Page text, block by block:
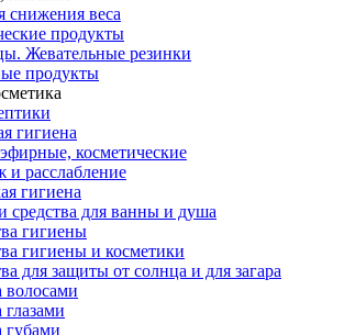
снижения веса
продукты
Жевательные резинки
продукты
гигиена
косметические
и расслабление
гигиена
для ванны и душа
гигиены
гигиены и косметики
для защиты от солнца и для загара
волосами
глазами
губами